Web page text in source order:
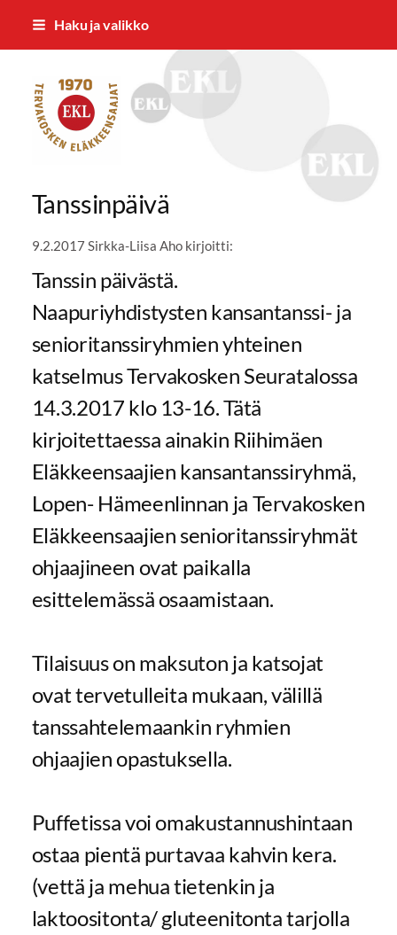
Siirry
Haku ja valikko
Tervakosken Eläkkeensaajat ry
Tanssinpäivä
9.2.2017 Sirkka-Liisa Aho kirjoitti:
Tanssin päivästä.
Naapuriyhdistysten kansantanssi- ja
senioritanssiryhmien yhteinen
katselmus Tervakosken Seuratalossa
14.3.2017 klo 13-16. Tätä
kirjoitettaessa ainakin Riihimäen
Eläkkeensaajien kansantanssiryhmä,
Lopen- Hämeenlinnan ja Tervakosken
Eläkkeensaajien senioritanssiryhmät
ohjaajineen ovat paikalla
esittelemässä osaamistaan.
Tilaisuus on maksuton ja katsojat
ovat tervetulleita mukaan, välillä
tanssahtelemaankin ryhmien
ohjaajien opastuksella.
Puffetissa voi omakustannushintaan
ostaa pientä purtavaa kahvin kera.
(vettä ja mehua tietenkin ja
laktoositonta/ gluteenitonta tarjolla